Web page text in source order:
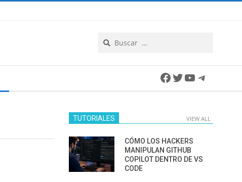
Facebook
Twitter
YouTube
TUTORIALES VIEW ALL
CÓMO LOS HACKERS
MANIPULAN GITHUB
COPILOT DENTRO DE VS
CODE